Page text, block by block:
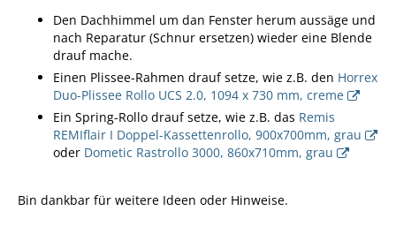
Den Dachhimmel um dan Fenster herum aussäge und
nach Reparatur (Schnur ersetzen) wieder eine Blende
drauf mache.
Einen Plissee-Rahmen drauf setze, wie z.B. den Horrex
Duo-Plissee Rollo UCS 2.0, 1094 x 730 mm, creme
Ein Spring-Rollo drauf setze, wie z.B. das Remis
REMIflair I Doppel-Kassettenrollo, 900x700mm, grau
oder Dometic Rastrollo 3000, 860x710mm, grau
Bin dankbar für weitere Ideen oder Hinweise.